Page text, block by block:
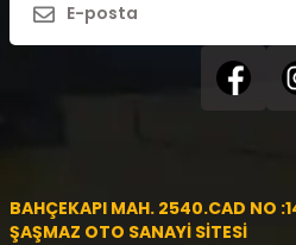
BAHÇEKAPI MAH. 2540.CAD NO
ŞAŞMAZ OTO SANAYİ SİTESİ